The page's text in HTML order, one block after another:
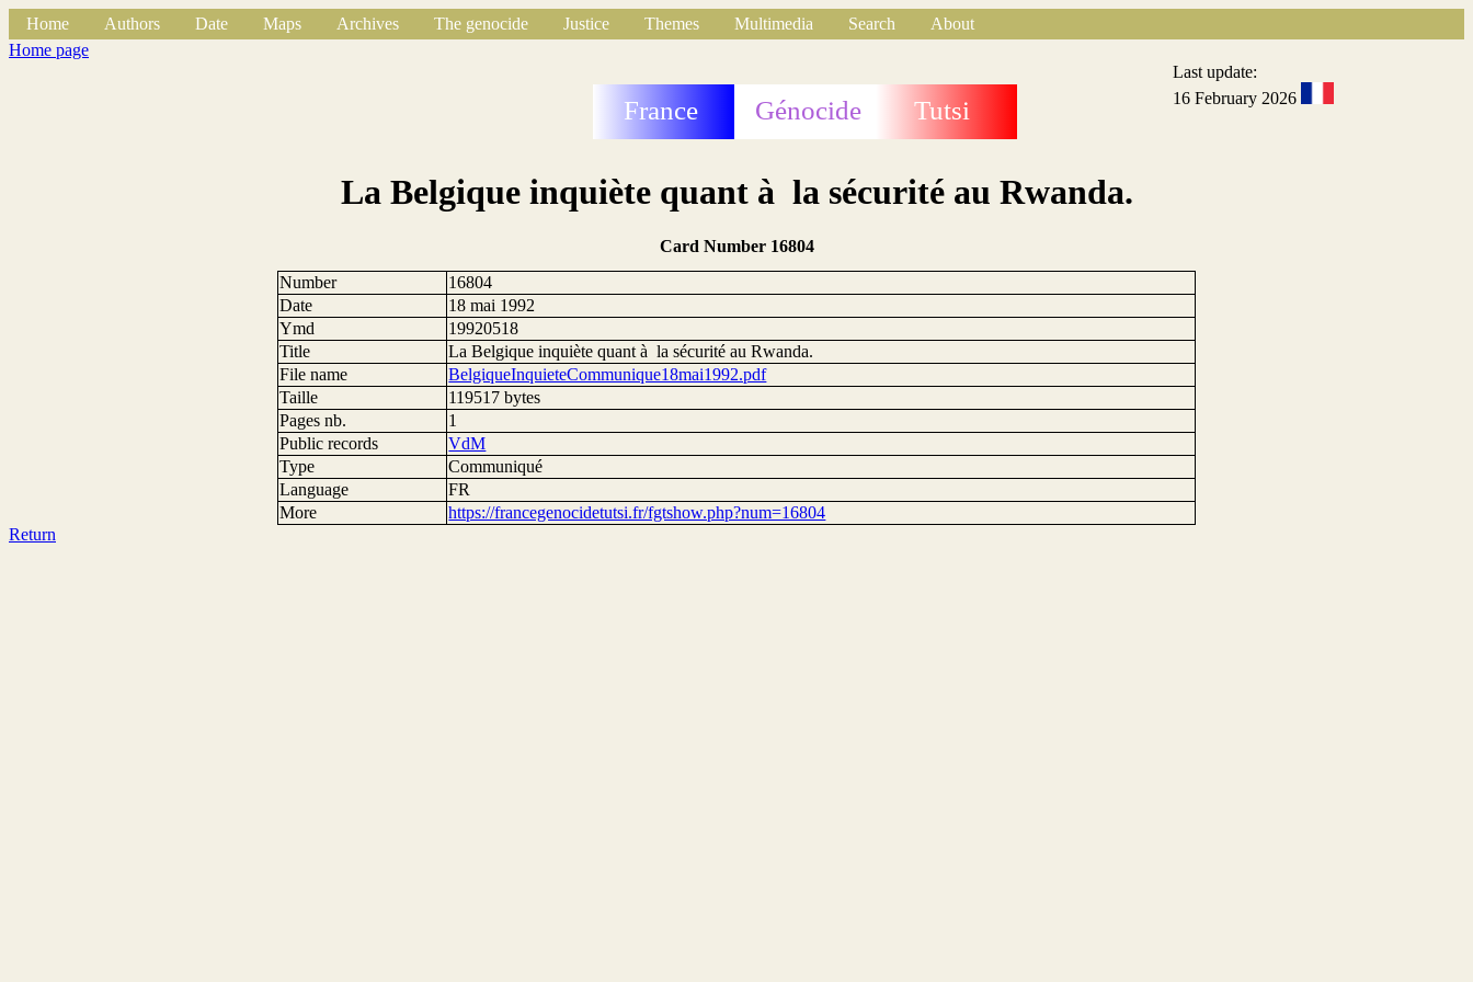
Home Authors Date Maps Archives The genocide Justice Themes Multimedia Search
About
Home page
France Génocide Tutsi
Last update:
16 February 2026
La Belgique inquiète quant à la sécurité au Rwanda.
Card Number 16804
Number
16804
Date
18 mai 1992
Ymd
19920518
Title
La Belgique inquiète quant à la sécurité au Rwanda.
File name
BelgiqueInquieteCommunique18mai1992.pdf
Taille
119517 bytes
Pages nb.
1
Public records
VdM
Type
Communiqué
Language
FR
More
https://francegenocidetutsi.fr/fgtshow.php?num=16804
Return